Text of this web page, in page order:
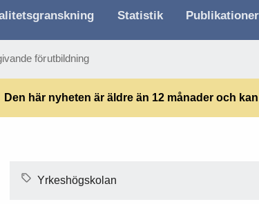
Statistik Publikationer
förutbildning
Den här nyheten är äldre än 12 månader och
Yrkeshögskolan